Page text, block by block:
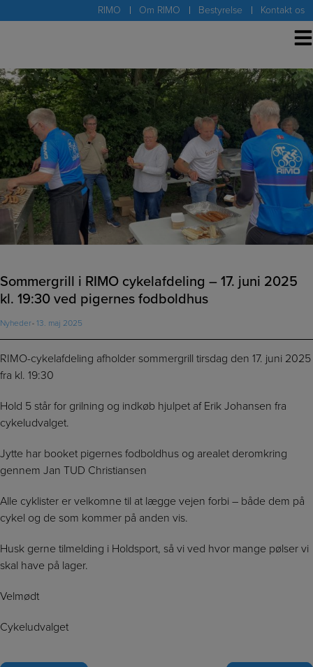
til
RIMO Om RIMO Bestyrelse Kontakt os
Sommergrill i RIMO cykelafdeling – 17. juni 2025
kl. 19:30 ved pigernes fodboldhus
Nyheder 13. maj 2025
RIMO-cykelafdeling afholder sommergrill tirsdag den 17. juni 2025
fra kl. 19:30
Hold 5 står for grilning og indkøb hjulpet af Erik Johansen fra
cykeludvalget.
Jytte har booket pigernes fodboldhus og arealet deromkring
gennem Jan TUD Christiansen
Alle cyklister er velkomne til at lægge vejen forbi – både dem på
cykel og de som kommer på anden vis.
Husk gerne tilmelding i Holdsport, så vi ved hvor mange pølser vi
skal have på lager.
Velmødt
Cykeludvalget